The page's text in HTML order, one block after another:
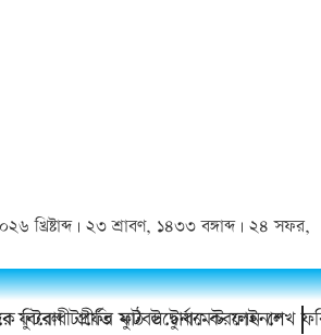
খ্রিষ্টাব্দ | ২৩ শ্রাবণ, ১৪৩৩ বঙ্গাব্দ | ২৪ সফর,
টার্ফের মাঠ উদ্বোধন করলেন শেখ ফরিদ
প্রীতি ফুটবল টুর্নামেন্ট ফাইনাল